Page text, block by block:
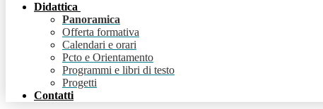
Didattica
Panoramica
Offerta formativa
Calendari e orari
Pcto e Orientamento
Programmi e libri di testo
Progetti
Contatti